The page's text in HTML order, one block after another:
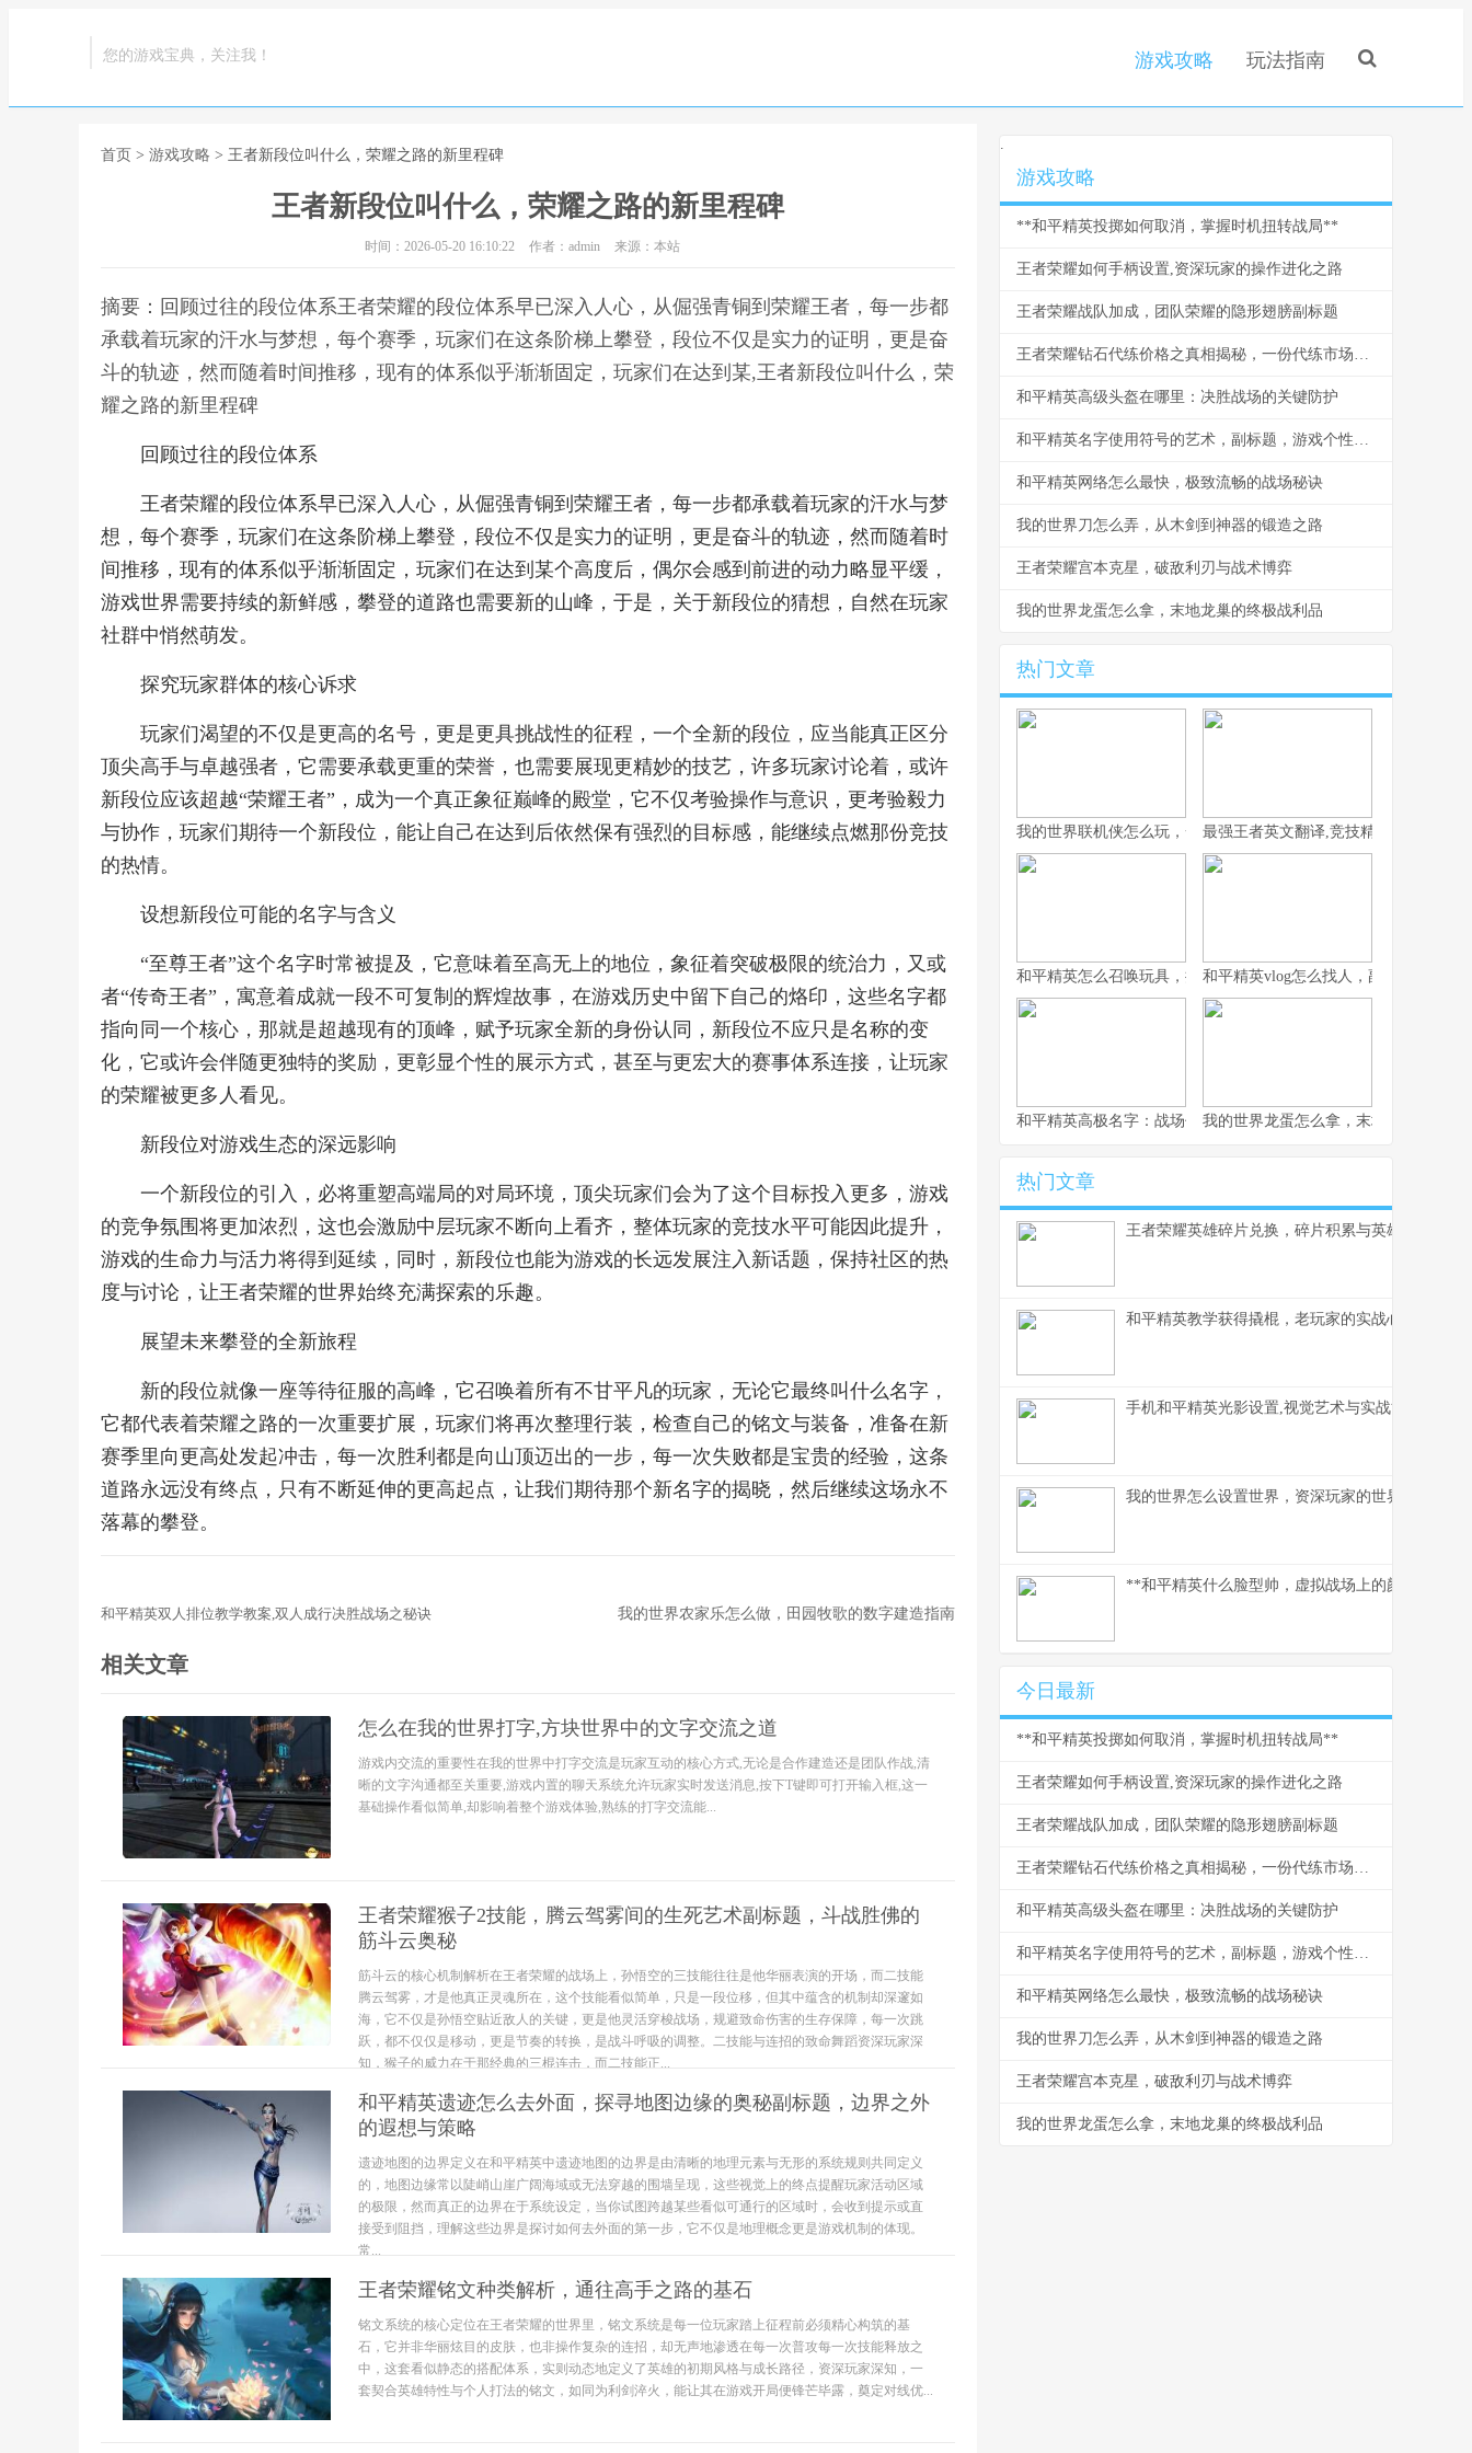
您的游戏宝典，关注我！ 游戏攻略 玩法指南
首页 > 游戏攻略 > 王者新段位叫什么，荣耀之路的新里程碑
王者新段位叫什么，荣耀之路的新里程碑
时间：2026-05-20 16:10:22 作者：admin 来源：本站
摘要：回顾过往的段位体系王者荣耀的段位体系早已深入人心，从倔强青铜到荣耀王者，每一步都
承载着玩家的汗水与梦想，每个赛季，玩家们在这条阶梯上攀登，段位不仅是实力的证明，更是奋
斗的轨迹，然而随着时间推移，现有的体系似乎渐渐固定，玩家们在达到某,王者新段位叫什么，荣
耀之路的新里程碑
回顾过往的段位体系
王者荣耀的段位体系早已深入人心，从倔强青铜到荣耀王者，每一步都承载着玩家的汗水与梦
想，每个赛季，玩家们在这条阶梯上攀登，段位不仅是实力的证明，更是奋斗的轨迹，然而随着时
间推移，现有的体系似乎渐渐固定，玩家们在达到某个高度后，偶尔会感到前进的动力略显平缓，
游戏世界需要持续的新鲜感，攀登的道路也需要新的山峰，于是，关于新段位的猜想，自然在玩家
社群中悄然萌发。
探究玩家群体的核心诉求
玩家们渴望的不仅是更高的名号，更是更具挑战性的征程，一个全新的段位，应当能真正区分
顶尖高手与卓越强者，它需要承载更重的荣誉，也需要展现更精妙的技艺，许多玩家讨论着，或许
新段位应该超越“荣耀王者”，成为一个真正象征巅峰的殿堂，它不仅考验操作与意识，更考验毅力
与协作，玩家们期待一个新段位，能让自己在达到后依然保有强烈的目标感，能继续点燃那份竞技
的热情。
设想新段位可能的名字与含义
“至尊王者”这个名字时常被提及，它意味着至高无上的地位，象征着突破极限的统治力，又或
者“传奇王者”，寓意着成就一段不可复制的辉煌故事，在游戏历史中留下自己的烙印，这些名字都
指向同一个核心，那就是超越现有的顶峰，赋予玩家全新的身份认同，新段位不应只是名称的变
化，它或许会伴随更独特的奖励，更彰显个性的展示方式，甚至与更宏大的赛事体系连接，让玩家
的荣耀被更多人看见。
新段位对游戏生态的深远影响
一个新段位的引入，必将重塑高端局的对局环境，顶尖玩家们会为了这个目标投入更多，游戏
的竞争氛围将更加浓烈，这也会激励中层玩家不断向上看齐，整体玩家的竞技水平可能因此提升，
游戏的生命力与活力将得到延续，同时，新段位也能为游戏的长远发展注入新话题，保持社区的热
度与讨论，让王者荣耀的世界始终充满探索的乐趣。
展望未来攀登的全新旅程
新的段位就像一座等待征服的高峰，它召唤着所有不甘平凡的玩家，无论它最终叫什么名字，
它都代表着荣耀之路的一次重要扩展，玩家们将再次整理行装，检查自己的铭文与装备，准备在新
赛季里向更高处发起冲击，每一次胜利都是向山顶迈出的一步，每一次失败都是宝贵的经验，这条
道路永远没有终点，只有不断延伸的更高起点，让我们期待那个新名字的揭晓，然后继续这场永不
落幕的攀登。
和平精英双人排位教学教案,双人成行决胜战场之秘诀 我的世界农家乐怎么做，田园牧歌的数字建造指南
相关文章
怎么在我的世界打字,方块世界中的文字交流之道
游戏内交流的重要性在我的世界中打字交流是玩家互动的核心方式,无论是合作建造还是团队作战,清
晰的文字沟通都至关重要,游戏内置的聊天系统允许玩家实时发送消息,按下T键即可打开输入框,这一
基础操作看似简单,却影响着整个游戏体验,熟练的打字交流能...
王者荣耀猴子2技能，腾云驾雾间的生死艺术副标题，斗战胜佛的
筋斗云奥秘
筋斗云的核心机制解析在王者荣耀的战场上，孙悟空的三技能往往是他华丽表演的开场，而二技能
腾云驾雾，才是他真正灵魂所在，这个技能看似简单，只是一段位移，但其中蕴含的机制却深邃如
海，它不仅是孙悟空贴近敌人的关键，更是他灵活穿梭战场，规避致命伤害的生存保障，每一次跳
跃，都不仅仅是移动，更是节奏的转换，是战斗呼吸的调整。二技能与连招的致命舞蹈资深玩家深
知，猴子的威力在于那经典的三棍连击，而二技能正...
和平精英遗迹怎么去外面，探寻地图边缘的奥秘副标题，边界之外
的遐想与策略
遗迹地图的边界定义在和平精英中遗迹地图的边界是由清晰的地理元素与无形的系统规则共同定义
的，地图边缘常以陡峭山崖广阔海域或无法穿越的围墙呈现，这些视觉上的终点提醒玩家活动区域
的极限，然而真正的边界在于系统设定，当你试图跨越某些看似可通行的区域时，会收到提示或直
接受到阻挡，理解这些边界是探讨如何去外面的第一步，它不仅是地理概念更是游戏机制的体现。
常...
王者荣耀铭文种类解析，通往高手之路的基石
铭文系统的核心定位在王者荣耀的世界里，铭文系统是每一位玩家踏上征程前必须精心构筑的基
石，它并非华丽炫目的皮肤，也非操作复杂的连招，却无声地渗透在每一次普攻每一次技能释放之
中，这套看似静态的搭配体系，实则动态地定义了英雄的初期风格与成长路径，资深玩家深知，一
套契合英雄特性与个人打法的铭文，如同为利剑淬火，能让其在游戏开局便锋芒毕露，奠定对线优...
.
游戏攻略
**和平精英投掷如何取消，掌握时机扭转战局**
王者荣耀如何手柄设置,资深玩家的操作进化之路
王者荣耀战队加成，团队荣耀的隐形翅膀副标题
王者荣耀钻石代练价格之真相揭秘，一份代练市场的深度剖析
和平精英高级头盔在哪里：决胜战场的关键防护
和平精英名字使用符号的艺术，副标题，游戏个性的视觉密码
和平精英网络怎么最快，极致流畅的战场秘诀
我的世界刀怎么弄，从木剑到神器的锻造之路
王者荣耀宫本克星，破敌利刃与战术博弈
我的世界龙蛋怎么拿，末地龙巢的终极战利品
热门文章
我的世界联机侠怎么玩，一份资深玩家的联机生存指南
最强王者英文翻译,竞技精神的语言跨越
和平精英怎么召唤玩具，揭秘战场趣味彩蛋之旅
和平精英vlog怎么找人，副标题，从迷
和平精英高极名字：战场代号的艺术与力量我的世界龙蛋怎么拿，末地龙巢的终极
热门文章
王者荣耀英雄碎片兑换，碎片积累与英雄解锁之道
和平精英教学获得撬棍，老玩家的实战心得
手机和平精英光影设置,视觉艺术与实战博弈的微妙
我的世界怎么设置世界，资深玩家的世界塑造指南
**和平精英什么脸型帅，虚拟战场上的颜值与气场
今日最新
**和平精英投掷如何取消，掌握时机扭转战局**
王者荣耀如何手柄设置,资深玩家的操作进化之路
王者荣耀战队加成，团队荣耀的隐形翅膀副标题
王者荣耀钻石代练价格之真相揭秘，一份代练市场的深度剖析
和平精英高级头盔在哪里：决胜战场的关键防护
和平精英名字使用符号的艺术，副标题，游戏个性的视觉密码
和平精英网络怎么最快，极致流畅的战场秘诀
我的世界刀怎么弄，从木剑到神器的锻造之路
王者荣耀宫本克星，破敌利刃与战术博弈
我的世界龙蛋怎么拿，末地龙巢的终极战利品